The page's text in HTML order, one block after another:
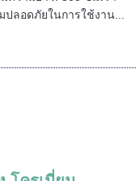
ลอดภัยในการใช้งาน...